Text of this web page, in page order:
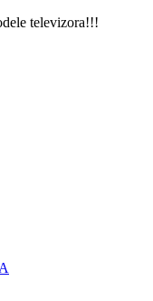
televizora!!!